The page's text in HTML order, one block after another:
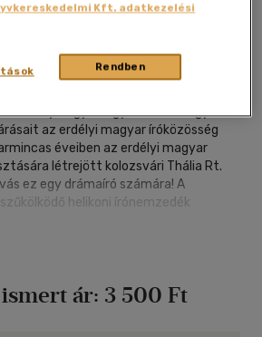
magyar nyelvű|cérnafűzött,
erdélyi, legyen egyetemes!" - így
az erdélyi magyar íróközösség
éveiben az erdélyi magyar
létrejött kolozsvári Thália Rt.
ez egy drámaíró számára! A
helikoni írónemzedék
a próbát: Tamási Áron, Hunyady
Károly és más, jeles erdélyi szerzők
ár: 3 500 Ft
Kft. adatkezelési
Rendben